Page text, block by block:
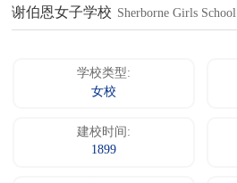
谢伯恩女子学校 Sherborne Girls School
学校类型:
女校
建校时间:
1899